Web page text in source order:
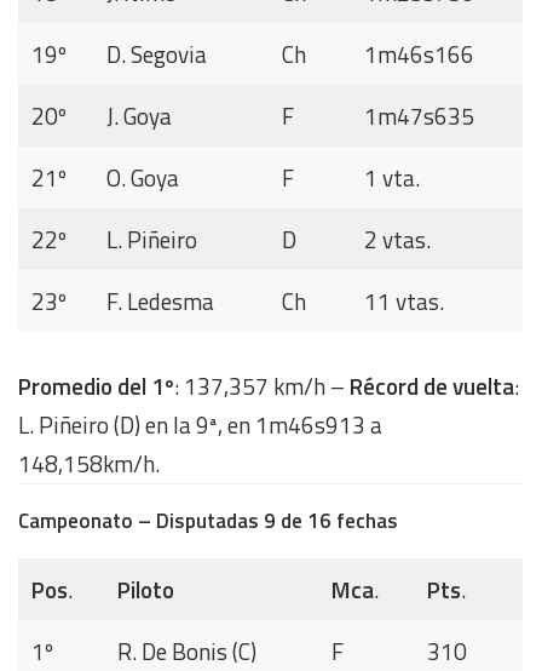
19º
D. Segovia Ch
1m46s166
20º
J. Goya F
1m47s635
21º
O. Goya F
1 vta.
22º
L. Piñeiro D
2 vtas.
23º
F. Ledesma Ch 11 vtas.
Promedio del 1º: 137,357 km/h – Récord de vuelta:
L. Piñeiro (D) en la 9ª, en 1m46s913 a
148,158km/h.
Campeonato – Disputadas 9 de 16 fechas
Pos. Piloto Mca. Pts.
1º
R. De Bonis (C) F
310